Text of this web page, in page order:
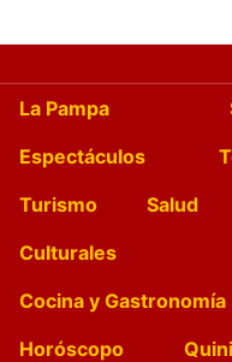
La Pampa
Espectáculos
Turismo
Salud
Culturales
Cocina y Gastronomía
Horóscopo